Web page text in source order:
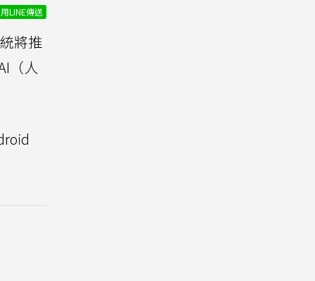
用LINE傳送
將推
（人